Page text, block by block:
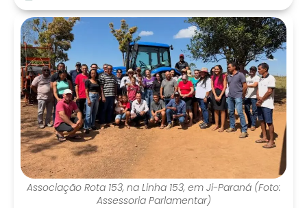
Associação Rota 153, na Linha 153, em Ji-Paraná (Foto:
Assessoria Parlamentar)